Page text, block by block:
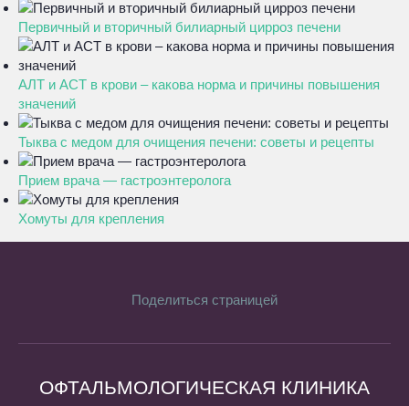
Первичный и вторичный билиарный цирроз печени
АЛТ и АСТ в крови – какова норма и причины повышения
значений
Тыква с медом для очищения печени: советы и рецепты
Прием врача — гастроэнтеролога
Хомуты для крепления
Поделиться страницей
ОФТАЛЬМОЛОГИЧЕСКАЯ КЛИНИКА